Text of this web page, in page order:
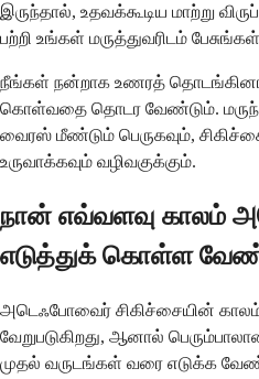
இருந்தால், உதவக்கூடிய மாற்று
பற்றி உங்கள் மருத்துவரிடம்
நீங்கள் நன்றாக உணரத்
கொள்வதை தொடர வேண்டும்.
வைரஸ் மீண்டும் பெருகவும்,
உருவாக்கவும் வழிவகுக்கும்.
நான் எவ்வளவு காலம்
எடுத்துக் கொள்ள
அடெஃபோவைர் சிகிச்சையின் காலம்
வேறுபடுகிறது, ஆனால்
முதல் வருடங்கள் வரை எடுக்க